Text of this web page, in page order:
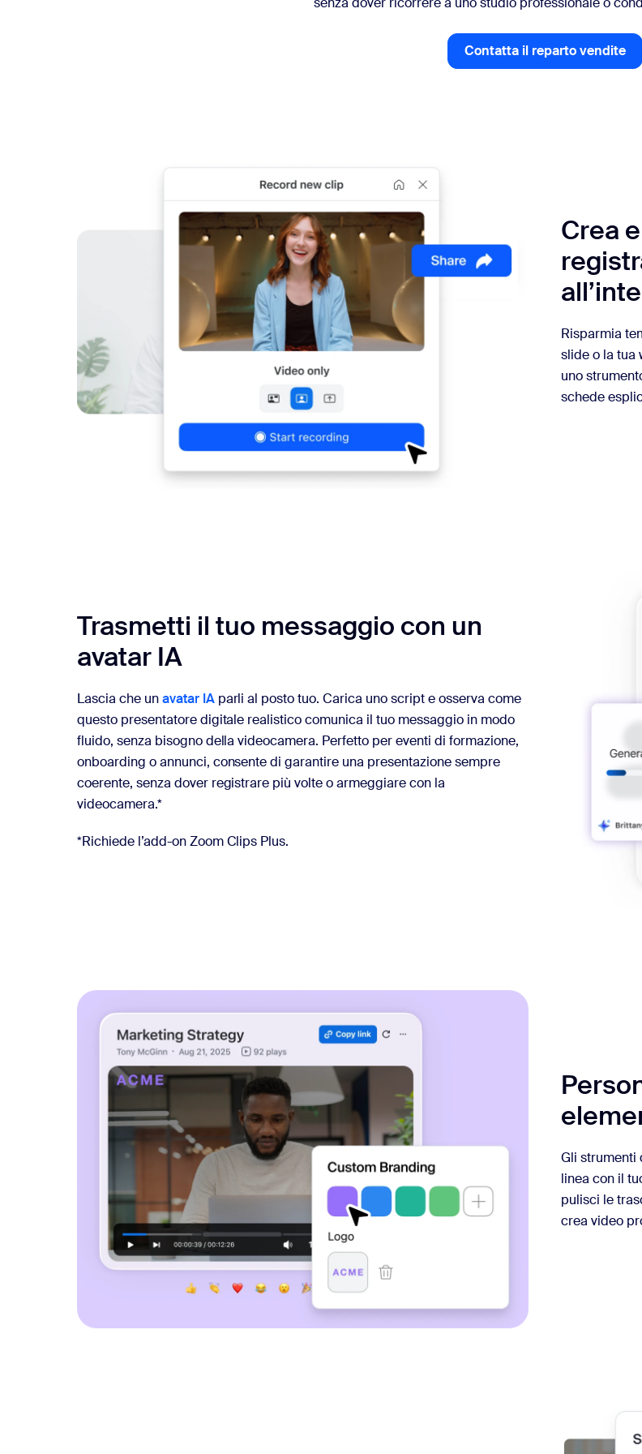
Contatta il reparto vendite
Contatta il
Crea
Risparmia
slide o la tua
uno
schede
Trasmetti il tuo messaggio con un
avatar IA
Lascia che unavatar IAparli al posto tuo. Carica uno script e osserva come
questo presentatore digitale realistico comunica il tuo messaggio in modo
fluido, senza bisogno della videocamera. Perfetto per eventi di formazione,
onboarding o annunci, consente di garantire una presentazione sempre
coerente, senza dover registrare più volte o armeggiare con la
videocamera.*
*Richiede l’add-on Zoom Clips Plus.
Gli strumenti
linea con il
pulisci le
crea video